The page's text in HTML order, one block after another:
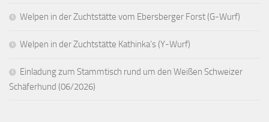
Welpen in der Zuchtstätte vom Ebersberger Forst (G-Wurf)
Welpen in der Zuchtstätte Kathinka’s (Y-Wurf)
Einladung zum Stammtisch rund um den Weißen Schweizer
Schäferhund (06/2026)